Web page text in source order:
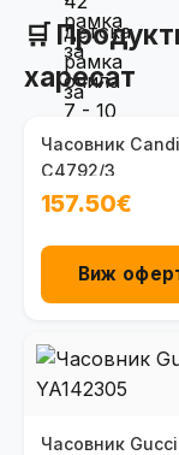
🛒
харесат
Часовник
C4792/3
157.50€
Виж
Часовник Gucci